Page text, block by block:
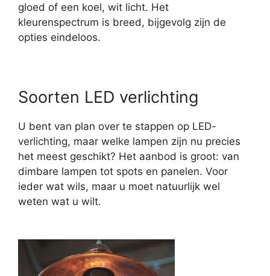
gloed of een koel, wit licht. Het
kleurenspectrum is breed, bijgevolg zijn de
opties eindeloos.
Soorten LED verlichting
U bent van plan over te stappen op LED-
verlichting, maar welke lampen zijn nu precies
het meest geschikt? Het aanbod is groot: van
dimbare lampen tot spots en panelen. Voor
ieder wat wils, maar u moet natuurlijk wel
weten wat u wilt.